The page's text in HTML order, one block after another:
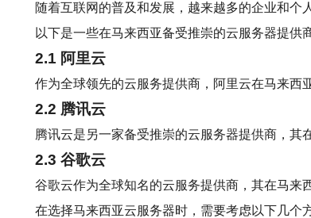
随着互联网的普及和发展，越来越多的企业和个
以下是一些在马来西亚备受推崇的云服务器提供
2.1 阿里云
作为全球领先的云服务提供商，阿里云在马来西
2.2 腾讯云
腾讯云是另一家备受推崇的云服务器提供商，其
2.3 谷歌云
谷歌云作为全球知名的云服务提供商，其在马来
在选择马来西亚云服务器时，需要考虑以下几个